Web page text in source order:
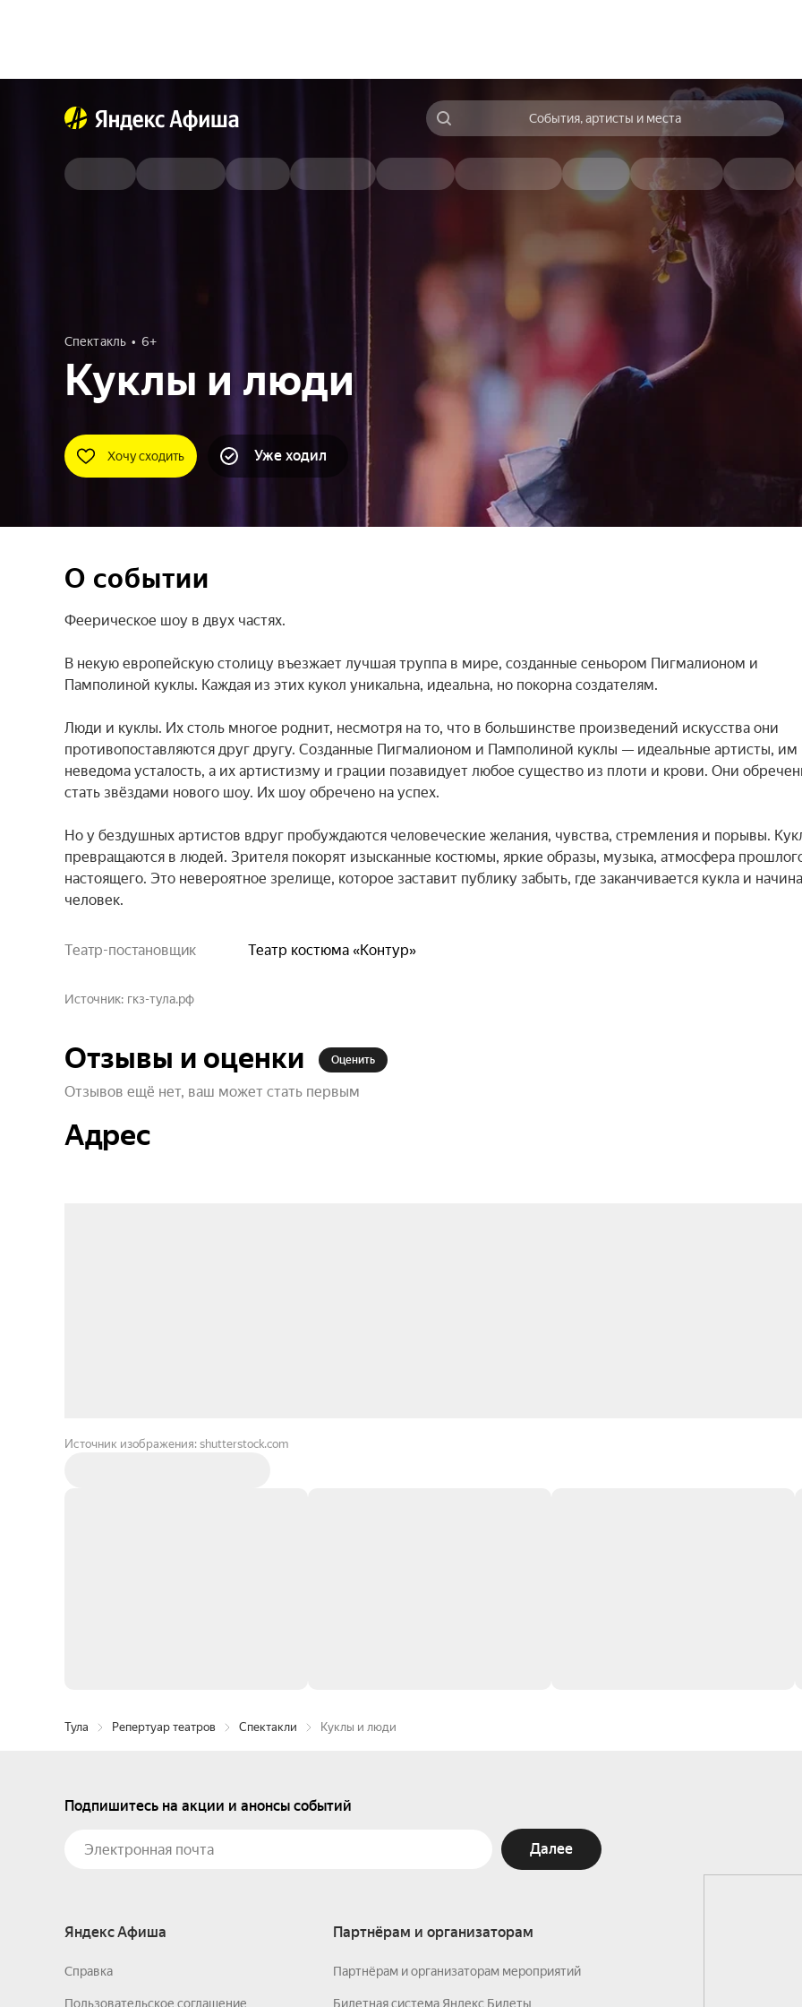
События, артисты и места
Спектакль 6+
Куклы и люди
Хочу сходить Уже ходил
О событии
Феерическое шоу в двух частях.
В некую европейскую столицу въезжает лучшая труппа в мире, созданные сеньором Пигмалионом и
Памполиной куклы. Каждая из этих кукол уникальна, идеальна, но покорна создателям.
Люди и куклы. Их столь многое роднит, несмотря на то, что в большинстве произведений искусства они
противопоставляются друг другу. Созданные Пигмалионом и Памполиной куклы — идеальные артисты, им
неведома усталость, а их артистизму и грации позавидует любое существо из плоти и крови. Они
стать звёздами нового шоу. Их шоу обречено на успех.
Но у бездушных артистов вдруг пробуждаются человеческие желания, чувства, стремления и порывы.
превращаются в людей. Зрителя покорят изысканные костюмы, яркие образы, музыка, атмосфера
настоящего. Это невероятное зрелище, которое заставит публику забыть, где заканчивается кукла и
человек.
Театр-постановщик Театр костюма «Контур»
Источник гкз-тула.рф
Отзывы и оценки Оценить
Отзывов ещё нет, ваш может стать первым
Адрес
Источник изображения: shutterstock.com
Тула Репертуар театров Спектакли Куклы и люди
Подпишитесь на акции и анонсы событий
Далее
Яндекс Афиша
Справка
Пользовательское соглашение
Партнёрам и организаторам
Партнёрам и организаторам мероприятий
Билетная система Яндекс Билеты